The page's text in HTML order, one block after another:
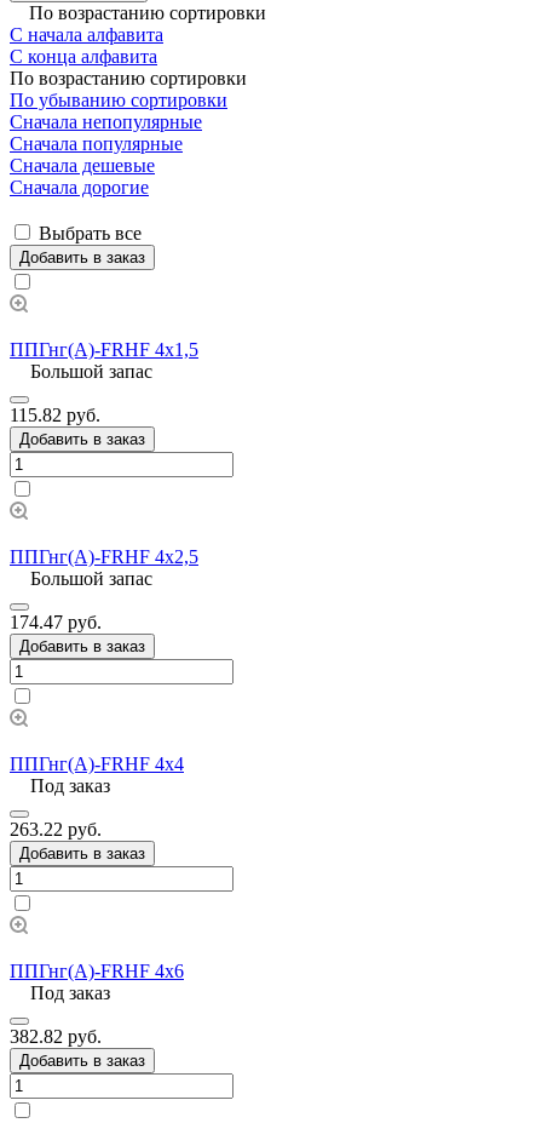
По возрастанию сортировки
С начала алфавита
С конца алфавита
По возрастанию сортировки
По убыванию сортировки
Сначала непопулярные
Сначала популярные
Сначала дешевые
Сначала дорогие
Выбрать все
Добавить в заказ
ППГнг(А)-FRHF 4х1,5
Большой запас
115.82 руб.
Добавить в заказ
ППГнг(А)-FRHF 4х2,5
Большой запас
174.47 руб.
Добавить в заказ
ППГнг(А)-FRHF 4х4
Под заказ
263.22 руб.
Добавить в заказ
ППГнг(А)-FRHF 4х6
Под заказ
382.82 руб.
Добавить в заказ